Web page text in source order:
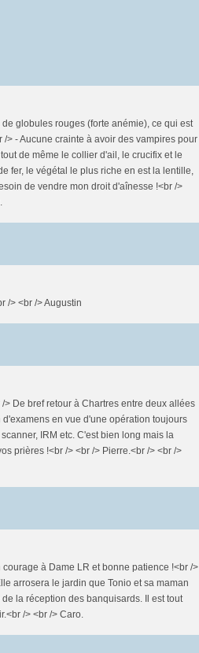
globules rouges (forte anémie), ce qui est
- Aucune crainte à avoir des vampires pour
de même le collier d'ail, le crucifix et le
fer, le végétal le plus riche en est la lentille,
de vendre mon droit d'aînesse !<br />
/> <br /> Augustin
De bref retour à Chartres entre deux allées
en vue d'une opération toujours
IRM etc. C'est bien long mais la
prières !<br /> <br /> Pierre.<br /> <br />
à Dame LR et bonne patience !<br />
arrosera le jardin que Tonio et sa maman
la réception des banquisards. Il est tout
/> <br /> Caro.